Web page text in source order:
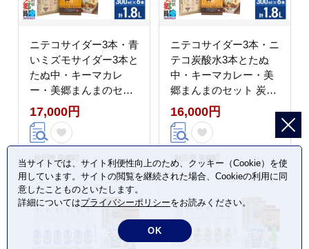
ニテコサイダー3本・青
いミズモサイダー3本と
たぬ中・キーマカレ
ー・美郷まんまのセッ
ト 炭酸飲料 カレー キ
ーマカレー レトルト 中
華麺 まぜごはん [ニテ
サイダー ご当地 サイダ
ー 炭酸飲料 炭酸水 カ
レー キーマカレー レト
まぜごはん セット 秋田
17,000円
秋田県 美郷町
ニテコサイダー3本・ニ
テコ炭酸水3本とたぬ
中・キーマカレー・美
郷まんまのセット 炭酸
飲料 カレー キーマカレ
ー レトルト 中華麺 ま
ぜごはん [ニテコサイダ
酸飲料 炭酸水 カレー
キーマカレー レトルト
中華麺 ラーメン まぜご
はん セット 秋田県 美
郷町]
16,000円
秋田県 美郷町
当サイトでは、サイト利便性向上のため、クッキー（Cookie）を使
用しています。サイトの閲覧を継続された場合、Cookieの利用に同
意したことものといたします。
詳細についてはプライバシーポリシーをお読みください。
OK